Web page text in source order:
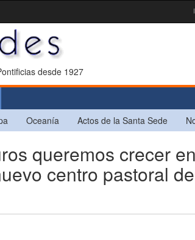
desde 1927
Oceanía Actos de la Santa Sede
queremos crecer
centro pastoral